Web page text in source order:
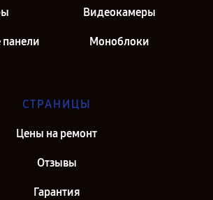
Видеокамеры
Моноблоки
СТРАНИЦЫ
Цены на ремонт
Отзывы
Гарантия